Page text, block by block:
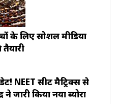
के लिए सोशल मीडिया
NEET सीट मैट्रिक्स से
जारी किया नया ब्योरा